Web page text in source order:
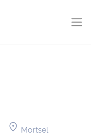
location_on Mortsel